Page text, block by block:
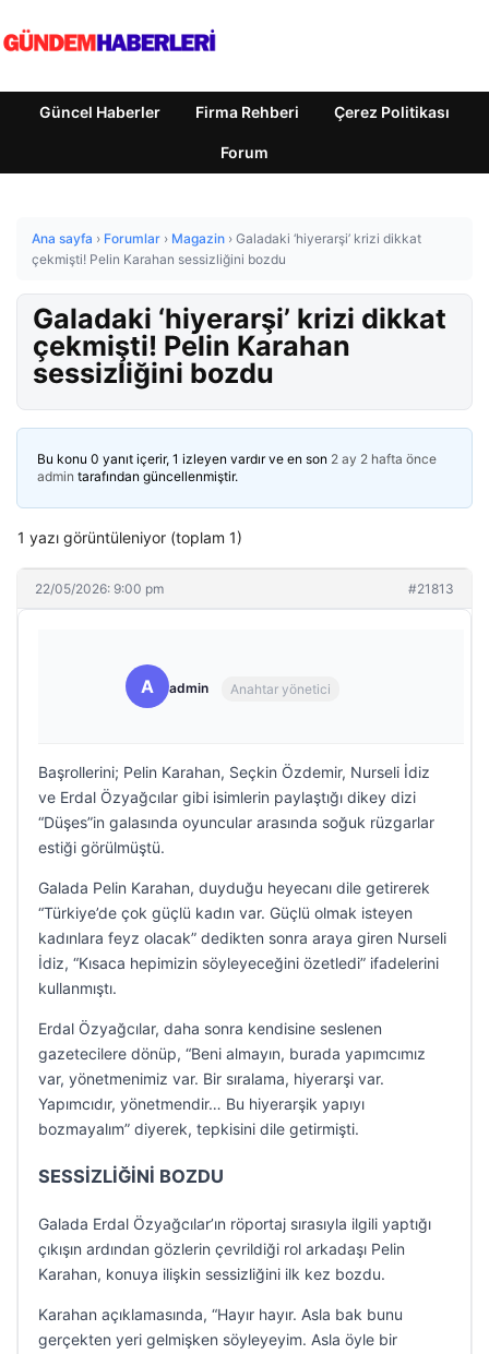
Güncel Haberler Firma Rehberi Çerez Politikası
Forum
Ana sayfa › Forumlar › Magazin › Galadaki ‘hiyerarşi’ krizi dikkat
çekmişti! Pelin Karahan sessizliğini bozdu
Galadaki ‘hiyerarşi’ krizi dikkat
çekmişti! Pelin Karahan
sessizliğini bozdu
Bu konu 0 yanıt içerir, 1 izleyen vardır ve en son 2 ay 2 hafta önce
admin tarafından güncellenmiştir.
1 yazı görüntüleniyor (toplam 1)
22/05/2026: 9:00 pm #21813
A admin Anahtar yönetici
Başrollerini; Pelin Karahan, Seçkin Özdemir, Nurseli İdiz
ve Erdal Özyağcılar gibi isimlerin paylaştığı dikey dizi
“Düşes”in galasında oyuncular arasında soğuk rüzgarlar
estiği görülmüştü.
Galada Pelin Karahan, duyduğu heyecanı dile getirerek
“Türkiye’de çok güçlü kadın var. Güçlü olmak isteyen
kadınlara feyz olacak” dedikten sonra araya giren Nurseli
İdiz, “Kısaca hepimizin söyleyeceğini özetledi” ifadelerini
kullanmıştı.
Erdal Özyağcılar, daha sonra kendisine seslenen
gazetecilere dönüp, “Beni almayın, burada yapımcımız
var, yönetmenimiz var. Bir sıralama, hiyerarşi var.
Yapımcıdır, yönetmendir… Bu hiyerarşik yapıyı
bozmayalım” diyerek, tepkisini dile getirmişti.
SESSİZLİĞİNİ BOZDU
Galada Erdal Özyağcılar’ın röportaj sırasıyla ilgili yaptığı
çıkışın ardından gözlerin çevrildiği rol arkadaşı Pelin
Karahan, konuya ilişkin sessizliğini ilk kez bozdu.
Karahan açıklamasında, “Hayır hayır. Asla bak bunu
gerçekten yeri gelmişken söyleyeyim. Asla öyle bir